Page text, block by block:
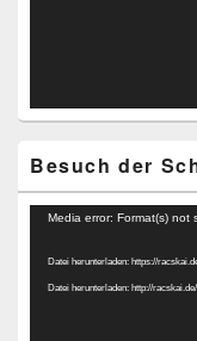
Besuch der
Video-
Media error: Format(s) not
Datei herunterladen: https://
Datei herunterladen: http://